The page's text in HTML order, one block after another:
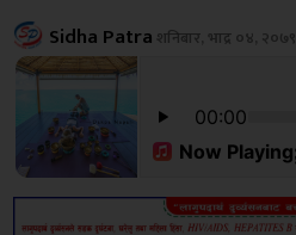
Sidha Patra शनिबार, भाद्र ०४, २०७९